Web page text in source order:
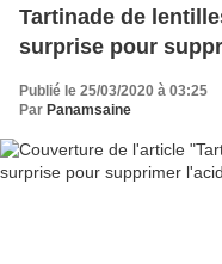
Tartinade de
surprise pour
Publié le 25/03/2020 à 03:25
Par Panamsaine